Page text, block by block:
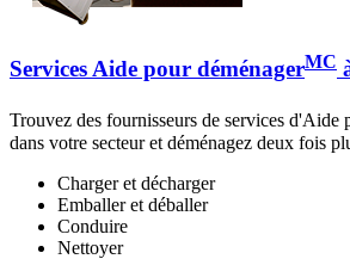
Services Aide pour déménagerMC
Trouvez des fournisseurs de services d'Aide
dans votre secteur et déménagez deux fois
Charger et décharger
Emballer et déballer
Conduire
Nettoyer